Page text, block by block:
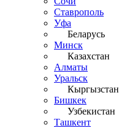
Ставрополь
Уфа
Беларусь
Минск
Казахстан
Алматы
Уральск
Кыргызстан
Бишкек
Узбекистан
Ташкент